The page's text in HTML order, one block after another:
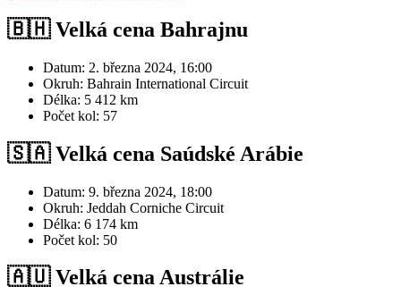
🇧🇭 Velká cena Bahrajnu
Datum: 2. března 2024, 16:00
Okruh: Bahrain International Circuit
Délka: 5 412 km
Počet kol: 57
🇸🇦 Velká cena Saúdské Arábie
Datum: 9. března 2024, 18:00
Okruh: Jeddah Corniche Circuit
Délka: 6 174 km
Počet kol: 50
🇦🇺 Velká cena Austrálie